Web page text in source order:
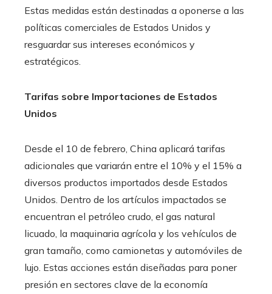
Estas medidas están destinadas a oponerse a las
políticas comerciales de Estados Unidos y
resguardar sus intereses económicos y
estratégicos.
Tarifas sobre Importaciones de Estados
Unidos
Desde el 10 de febrero, China aplicará tarifas
adicionales que variarán entre el 10% y el 15% a
diversos productos importados desde Estados
Unidos. Dentro de los artículos impactados se
encuentran el petróleo crudo, el gas natural
licuado, la maquinaria agrícola y los vehículos de
gran tamaño, como camionetas y automóviles de
lujo. Estas acciones están diseñadas para poner
presión en sectores clave de la economía